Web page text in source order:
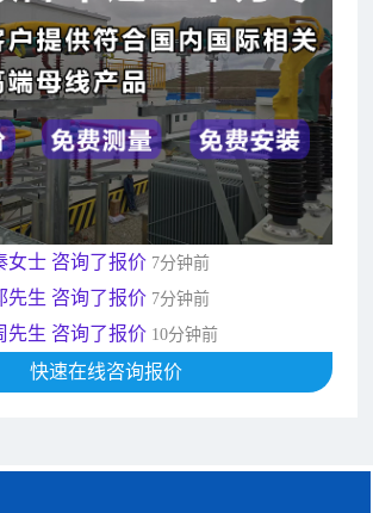
女士 咨询了报价 7分钟前
先生 咨询了报价7分钟前
先生 咨询了报价10分钟前
先生 咨询了报价1秒前
女士 咨询了报价5秒前
先生 咨询了报价
先生 咨询了报价5分钟前
女士 咨询了报价 7分钟前
先生 咨询了报价 7分钟前
先生 咨询了报价 10分钟前
先生 咨询了报价1秒前
快速在线咨询报价